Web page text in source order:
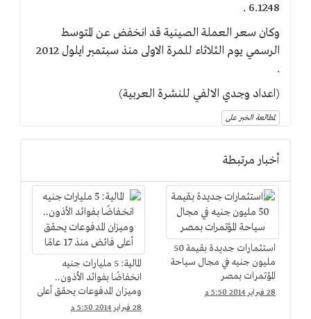
6.1248 .
وكان سعر العملة الصينية قد انخفض عن المتوسط
الرسمي يوم الثلاثاء للمرة الاولى منذ سبتمبر ايلول 2012
.
(اعداد وجدي الالفي للنشرة العربية)
لمطالعة الخبر على
أخبار مرتبطة
استثمارات جديدة بقيمة 50
مليون جنيه في مجال سياحة
المؤتمرات بمصر
28 فبراير 2014 5:50 م
المالية: 5 مليارات جنيه
انخفاضًا بفوائد الأذون..
وميزان المدفوعات يحقق أعلى
فائض منذ 17 عامًا
28 فبراير 2014 5:50 م